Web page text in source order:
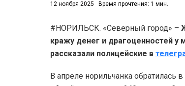
12 ноября 2025 Время прочтения: 1 мин.
#НОРИЛЬСК. «Северный город» –
кражу денег и драгоценностей
рассказали полицейские в
В апреле норильчанка обратилась